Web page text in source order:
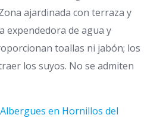
ajardinada con terraza y
expendedora de agua y
toallas ni jabón; los
los suyos. No se admiten
Albergues en Hornillos del